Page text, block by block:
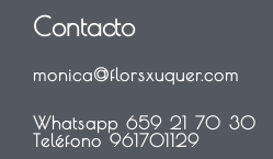
Contacto
monica@florsxuquer.com
Whatsapp 659 21 70 30
Teléfono 961701129